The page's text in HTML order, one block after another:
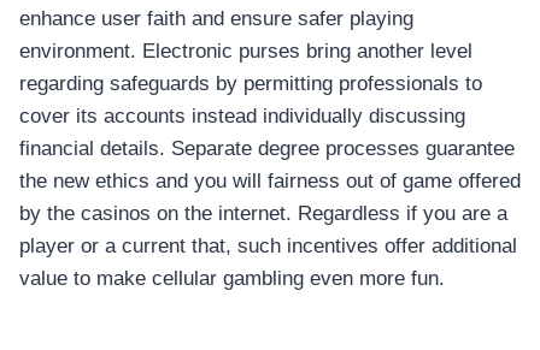
enhance user faith and ensure safer playing
environment. Electronic purses bring another level
regarding safeguards by permitting professionals to
cover its accounts instead individually discussing
financial details. Separate degree processes guarantee
the new ethics and you will fairness out of game offered
by the casinos on the internet. Regardless if you are a
player or a current that, such incentives offer additional
value to make cellular gambling even more fun.